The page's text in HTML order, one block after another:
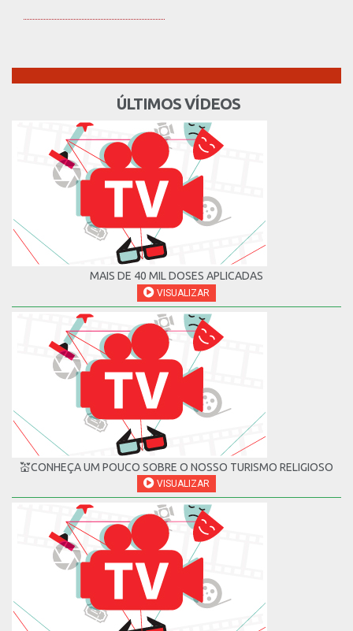
ÚLTIMOS VÍDEOS
MAIS DE 40 MIL DOSES APLICADAS
VISUALIZAR
💒CONHEÇA UM POUCO SOBRE O NOSSO TURISMO RELIGIOSO
VISUALIZAR